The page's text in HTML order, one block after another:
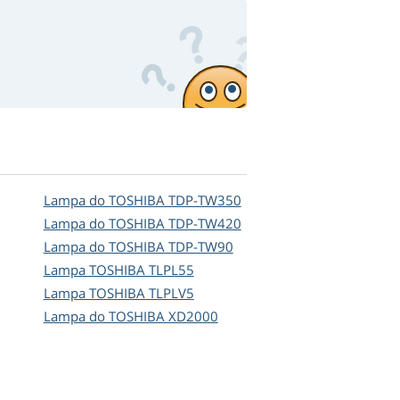
Lampa do TOSHIBA TDP-TW350
Lampa do TOSHIBA TDP-TW420
Lampa do TOSHIBA TDP-TW90
Lampa TOSHIBA TLPL55
Lampa TOSHIBA TLPLV5
Lampa do TOSHIBA XD2000